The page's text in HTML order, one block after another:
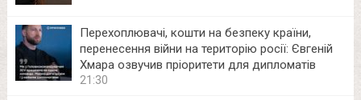
Перехоплювачі, кошти на безпеку країни,
перенесення війни на територію росії: Євгеній
Хмара озвучив пріоритети для дипломатів
21:30